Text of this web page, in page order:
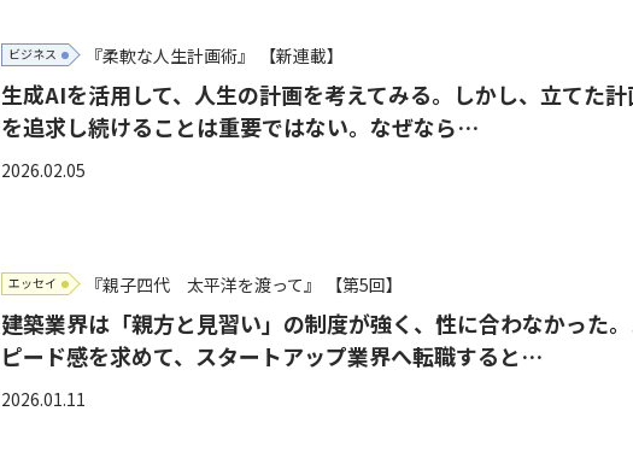
ビジネス 『柔軟な人生計画術』 【新連載】
生成AIを活用して、人生の計画を考えてみる。しかし、立てた計
を追求し続けることは重要ではない。なぜなら…
2026.02.05
エッセイ 『親子四代 太平洋を渡って』 【第5回】
建築業界は「親方と見習い」の制度が強く、性に合わなかった
ピード感を求めて、スタートアップ業界へ転職すると…
2026.01.11